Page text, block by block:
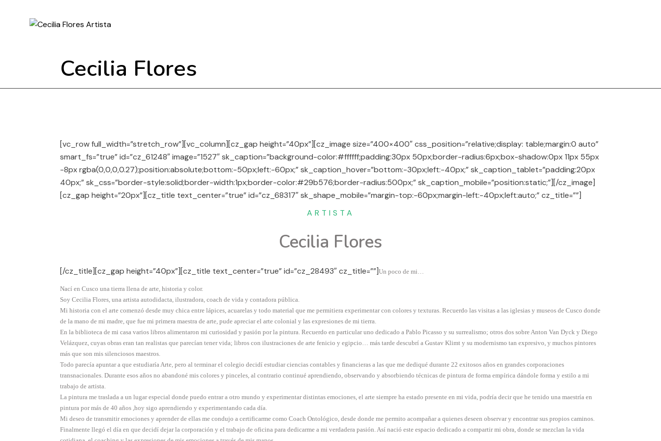
Cecilia Flores
[vc_row full_width=”stretch_row”][vc_column][cz_gap height=”40px”][cz_image size=”400×400″ css_position=”relative;display: table;margin:0 auto”
smart_fs=”true” id=”cz_61248″ image=”1527″ sk_caption=”background-color:#ffffff;padding:30px 50px;border-radius:6px;box-shadow:0px 11px 55px
-8px rgba(0,0,0,0.27);position:absolute;bottom:-50px;left:-60px;” sk_caption_hover=”bottom:-30px;left:-40px;” sk_caption_tablet=”padding:20px
40px;” sk_css=”border-style:solid;border-width:1px;border-color:#29b576;border-radius:500px;” sk_caption_mobile=”position:static;”][/cz_image]
[cz_gap height=”20px”][cz_title text_center=”true” id=”cz_68317″ sk_shape_mobile=”margin-top:-60px;margin-left:-40px;left:auto;” cz_title=””]
ARTISTA
Cecilia Flores
[/cz_title][cz_gap height=”40px”][cz_title text_center=”true” id=”cz_28493″ cz_title=””]Un poco de mi…
Nací en Cusco una tierra llena de arte, historia y color.
Soy Cecilia Flores, una artista autodidacta, ilustradora, coach de vida y contadora pública.
Mi historia con el arte comenzó desde muy chica entre lápices, acuarelas y todo material que me permitiera experimentar con colores y texturas. Recuerdo las visitas a las iglesias y museos de Cusco donde
de la mano de mi madre, que fue mi primera maestra de arte, pude apreciar el arte colonial y las expresiones de mi tierra.
En la biblioteca de mi casa varios libros alimentaron mi curiosidad y pasión por la pintura. Recuerdo en particular uno dedicado a Pablo Picasso y su surrealismo; otros dos sobre Anton Van Dyck y Diego
Velázquez, cuyas obras eran tan realistas que parecían tener vida; libros con ilustraciones de arte fenicio y egipcio… más tarde descubrí a Gustav Klimt y su modernismo tan expresivo, y muchos pintores
más que son mis silenciosos maestros.
Todo parecía apuntar a que estudiaría Arte, pero al terminar el colegio decidí estudiar ciencias contables y financieras a las que me dediqué durante 22 exitosos años en grandes corporaciones
transnacionales. Durante esos años no abandoné mis colores y pinceles, al contrario continué aprendiendo, observando y absorbiendo técnicas de pintura de forma empírica dándole forma y estilo a mi
trabajo de artista.
La pintura me traslada a un lugar especial donde puedo entrar a otro mundo y experimentar distintas emociones, el arte siempre ha estado presente en mi vida, podría decir que he tenido una maestría en
pintura por más de 40 años ,hoy sigo aprendiendo y experimentando cada día.
Mi deseo de transmitir emociones y aprender de ellas me condujo a certificarme como Coach Ontológico, desde donde me permito acompañar a quienes deseen observar y encontrar sus propios caminos.
Finalmente llegó el día en que decidí dejar la corporación y el trabajo de oficina para dedicarme a mi verdadera pasión. Así nació este espacio dedicado a compartir mi obra, donde se mezclan la vida